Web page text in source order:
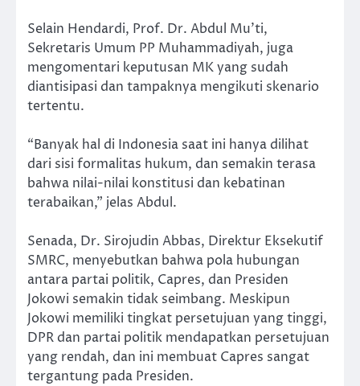
Selain Hendardi, Prof. Dr. Abdul Mu’ti,
Sekretaris Umum PP Muhammadiyah, juga
mengomentari keputusan MK yang sudah
diantisipasi dan tampaknya mengikuti skenario
tertentu.
“Banyak hal di Indonesia saat ini hanya dilihat
dari sisi formalitas hukum, dan semakin terasa
bahwa nilai-nilai konstitusi dan kebatinan
terabaikan,” jelas Abdul.
Senada, Dr. Sirojudin Abbas, Direktur Eksekutif
SMRC, menyebutkan bahwa pola hubungan
antara partai politik, Capres, dan Presiden
Jokowi semakin tidak seimbang. Meskipun
Jokowi memiliki tingkat persetujuan yang tinggi,
DPR dan partai politik mendapatkan persetujuan
yang rendah, dan ini membuat Capres sangat
tergantung pada Presiden.